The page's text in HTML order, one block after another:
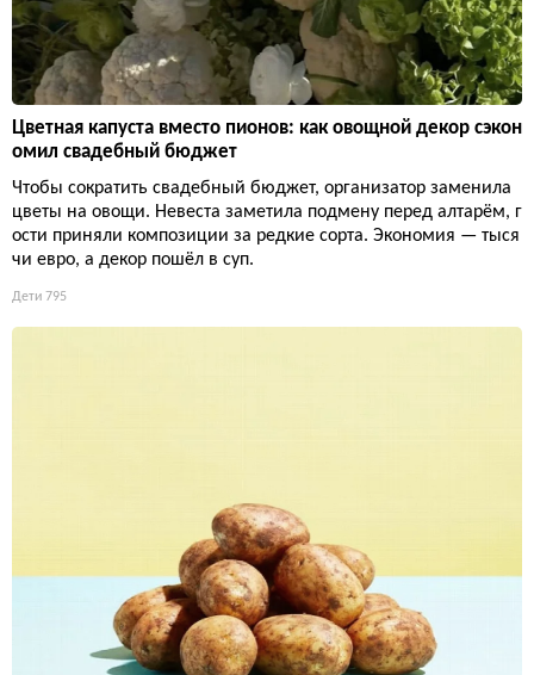
Цветная капуста вместо пионов: как овощной декор сэкон
омил свадебный бюджет
Чтобы сократить свадебный бюджет, организатор заменила
цветы на овощи. Невеста заметила подмену перед алтарём, г
ости приняли композиции за редкие сорта. Экономия — тыся
чи евро, а декор пошёл в суп.
Дети 795